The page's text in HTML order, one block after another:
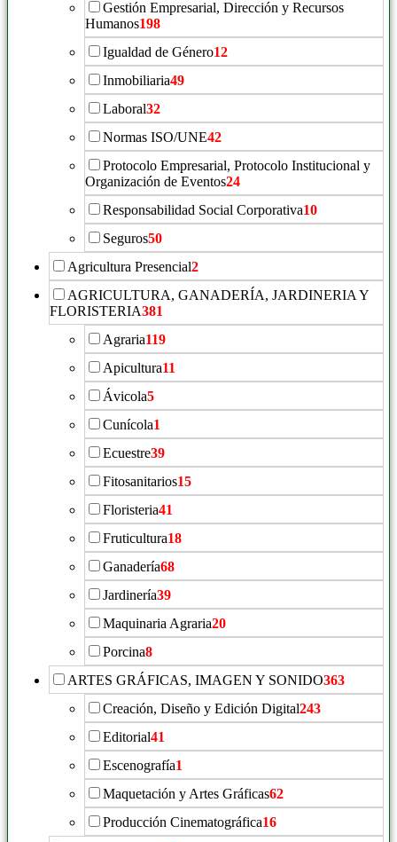
Gestión Empresarial, Dirección y Recursos
Humanos198
Igualdad de Género12
Inmobiliaria49
Laboral32
Normas ISO/UNE42
Protocolo Empresarial, Protocolo Institucional y
Organización de Eventos24
Responsabilidad Social Corporativa10
Seguros50
Agricultura Presencial2
AGRICULTURA, GANADERÍA, JARDINERIA Y
FLORISTERIA381
Agraria119
Apicultura11
Ávicola5
Cunícola1
Ecuestre39
Fitosanitarios15
Floristeria41
Fruticultura18
Ganadería68
Jardinería39
Maquinaria Agraria20
Porcina8
ARTES GRÁFICAS, IMAGEN Y SONIDO363
Creación, Diseño y Edición Digital243
Editorial41
Escenografía1
Maquetación y Artes Gráficas62
Producción Cinematográfica16